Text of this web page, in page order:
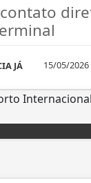
JÁ 15/05/2026